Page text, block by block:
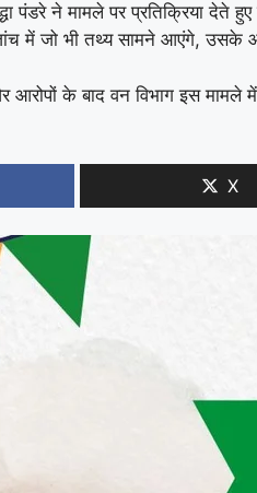
पंडरे ने मामले पर प्रतिक्रिया
में जो भी तथ्य सामने आएंगे, उसके
के बाद वन विभाग इस मामले
X